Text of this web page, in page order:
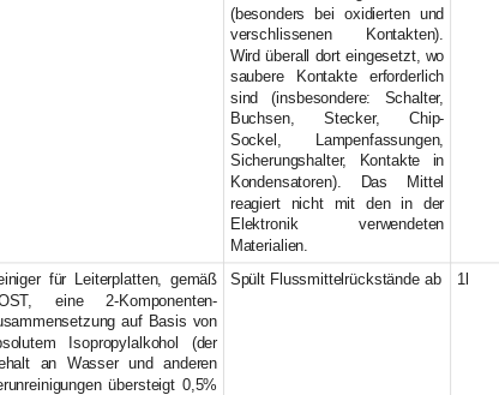
(besonders bei oxidierten und
verschlissenen Kontakten).
Wird überall dort eingesetzt, wo
saubere Kontakte erforderlich
sind (insbesondere: Schalter,
Buchsen, Stecker, Chip-
Sockel, Lampenfassungen,
Sicherungshalter, Kontakte in
Kondensatoren). Das Mittel
reagiert nicht mit den in der
Elektronik verwendeten
Materialien.
für Leiterplatten, gemäß
eine 2-Komponenten-
auf Basis von
Isopropylalkohol (der
an Wasser und anderen
übersteigt 0,5%
Spült Flussmittelrückstände ab 1l